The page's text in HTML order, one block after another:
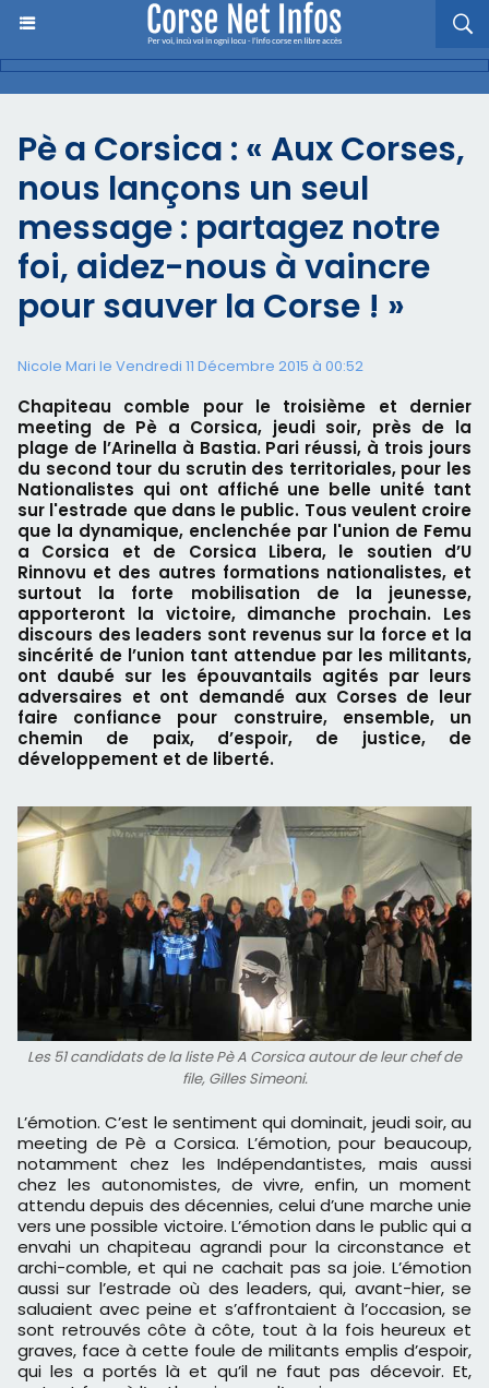
Pè a Corsica : « Aux Corses,
nous lançons un seul
message : partagez notre
foi, aidez-nous à vaincre
pour sauver la Corse ! »
Nicole Mari le Vendredi 11 Décembre 2015 à 00:52
Chapiteau comble pour le troisième et dernier
meeting de Pè a Corsica, jeudi soir, près de la
plage de l’Arinella à Bastia. Pari réussi, à trois jours
du second tour du scrutin des territoriales, pour les
Nationalistes qui ont affiché une belle unité tant
sur l'estrade que dans le public. Tous veulent croire
que la dynamique, enclenchée par l'union de Femu
a Corsica et de Corsica Libera, le soutien d’U
Rinnovu et des autres formations nationalistes, et
surtout la forte mobilisation de la jeunesse,
apporteront la victoire, dimanche prochain. Les
discours des leaders sont revenus sur la force et la
sincérité de l’union tant attendue par les militants,
ont daubé sur les épouvantails agités par leurs
adversaires et ont demandé aux Corses de leur
faire confiance pour construire, ensemble, un
chemin de paix, d’espoir, de justice, de
développement et de liberté.
Les 51 candidats de la liste Pè A Corsica autour de leur chef de
file, Gilles Simeoni.
L’émotion. C’est le sentiment qui dominait, jeudi soir, au
meeting de Pè a Corsica. L’émotion, pour beaucoup,
notamment chez les Indépendantistes, mais aussi
chez les autonomistes, de vivre, enfin, un moment
attendu depuis des décennies, celui d’une marche unie
vers une possible victoire. L’émotion dans le public qui a
envahi un chapiteau agrandi pour la circonstance et
archi-comble, et qui ne cachait pas sa joie. L’émotion
aussi sur l’estrade où des leaders, qui, avant-hier, se
saluaient avec peine et s’affrontaient à l’occasion, se
sont retrouvés côte à côte, tout à la fois heureux et
graves, face à cette foule de militants emplis d’espoir,
qui les a portés là et qu’il ne faut pas décevoir. Et,